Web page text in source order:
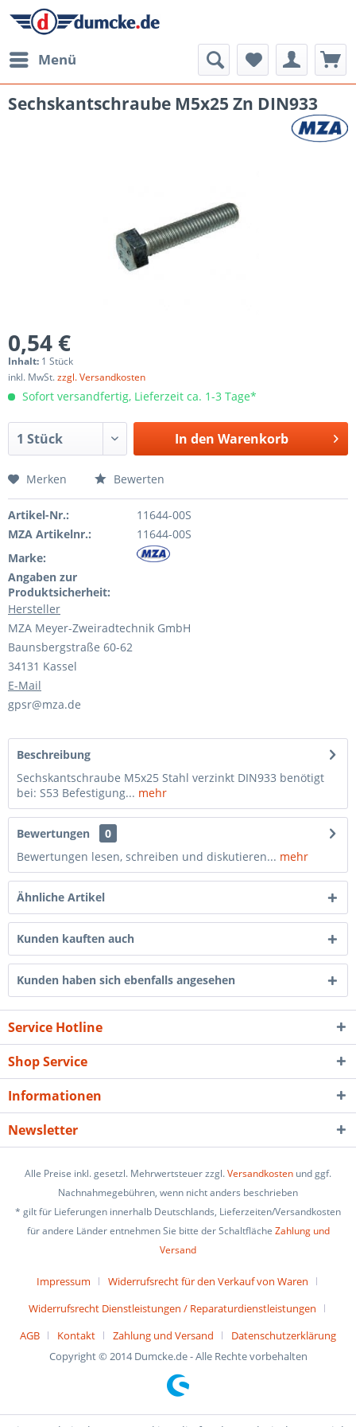
Menü
Sechskantschraube M5x25 Zn DIN933
0,54 €
Inhalt: 1 Stück
inkl. MwSt.zzgl. Versandkosten
Sofort versandfertig, Lieferzeit ca. 1-3 Tage*
In den Warenkorb
Merken Bewerten
Artikel-Nr.:
11644-00S
MZA Artikelnr.:
11644-00S
Marke:
Angaben zur
Produktsicherheit:
Hersteller
MZA Meyer-Zweiradtechnik GmbH
Baunsbergstraße 60-62
34131 Kassel
E-Mail
gpsr@mza.de
Beschreibung
Sechskantschraube M5x25 Stahl verzinkt DIN933 benötigt
bei: S53 Befestigung... mehr
Bewertungen
0
Bewertungen lesen, schreiben und diskutieren... mehr
Ähnliche Artikel
Kunden kauften auch
Kunden haben sich ebenfalls angesehen
Service Hotline
Shop Service
Informationen
Newsletter
Alle Preise inkl. gesetzl. Mehrwertsteuer zzgl.Versandkosten und ggf.
Nachnahmegebühren, wenn nicht anders beschrieben
* gilt für Lieferungen innerhalb Deutschlands, Lieferzeiten/Versandkosten
für andere Länder entnehmen Sie bitte der Schaltfläche Zahlung und
Versand
Impressum
Widerrufsrecht für den Verkauf von Waren
Widerrufsrecht Dienstleistungen / Reparaturdienstleistungen
AGB
Kontakt Zahlung und Versand
Datenschutzerklärung
Copyright © 2014 Dumcke.de - Alle Rechte vorbehalten